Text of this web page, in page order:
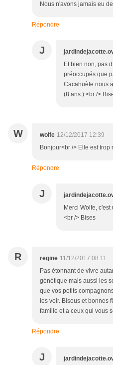
Nous n'avons jamais eu
Répondre
J
Et bien non, pas
préoccupés que
Cacahuète nous
(8 ans ).<br />
W wolfe 12/12/2017 12:39
Bonjour<br /> Elle est
Répondre
J
Merci Wolfe,
<br /> Bises
R regine 11/12/2017 08:11
Pas étonnant de vivre
génétique mais aussi les
que vos petits
les voir. Bisous et bonnes
famille et a ceux qui vous
Répondre
J